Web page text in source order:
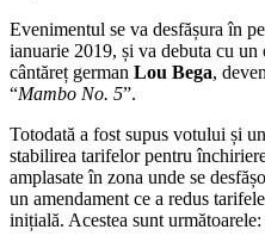
Evenimentul se va desfășura în
ianuarie 2019, și va debuta cu
cântăreț german Lou Bega,
“Mambo No. 5”.
Totodată a fost supus votului și
stabilirea tarifelor pentru
amplasate în zona unde se
un amendament ce a redus
inițială. Acestea sunt următoarele: